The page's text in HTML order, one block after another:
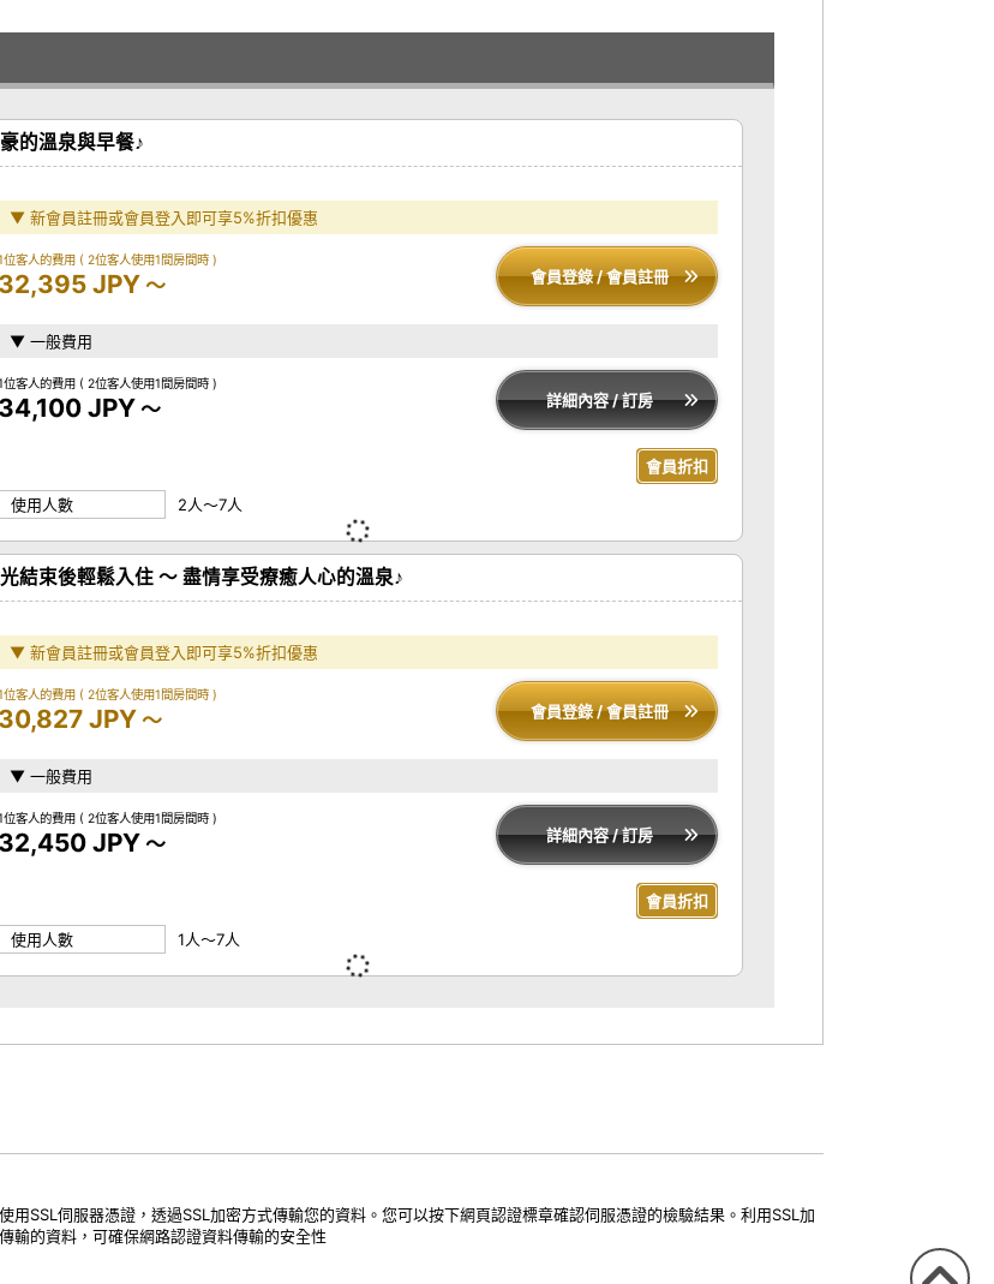
的溫泉與早餐♪
▼ 新會員註冊或會員登入即可享5%折扣優惠
位客人的費用 ( 2位客人使用1間房間時 )
32,395 JPY ～ 會員登錄 / 會員註冊
▼ 一般費用
位客人的費用 ( 2位客人使用1間房間時 )
34,100 JPY ～ 詳細內容 / 訂房
會員折扣
使用人數
2人～7人
結束後輕鬆入住 ～ 盡情享受療癒人心的溫泉♪
▼ 新會員註冊或會員登入即可享5%折扣優惠
位客人的費用 ( 2位客人使用1間房間時 )
30,827 JPY ～ 會員登錄 / 會員註冊
▼ 一般費用
位客人的費用 ( 2位客人使用1間房間時 )
32,450 JPY ～ 詳細內容 / 訂房
會員折扣
使用人數
1人～7人
用SSL伺服器憑證，透過SSL加密方式傳輸您的資料。您可以按下網頁認證標章確認伺服憑證的檢驗結果。利用SSL加
輸的資料，可確保網路認證資料傳輸的安全性